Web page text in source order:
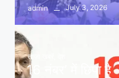
admin July 3, 2026
ताज़ा खबरें
16 नंबर’ में छिपा है